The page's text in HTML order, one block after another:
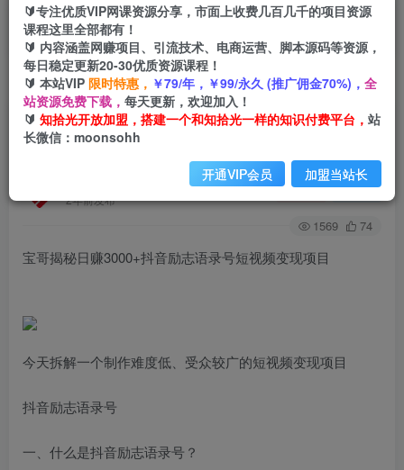
首页 创业课程 会员免费 正文
宝哥揭秘日赚3000+抖音励志语录号短视频变现项
目
2年前发布
关注 私信
1569 74
宝哥揭秘日赚3000+抖音励志语录号短视频变现项目
今天拆解一个制作难度低、受众较广的短视频变现项目
抖音励志语录号
一、什么是抖音励志语录号？
🔰专注优质VIP网课资源分享，市面上收费几百几千的项目资源
课程这里全部都有！
🔰 内容涵盖网赚项目、引流技术、电商运营、脚本源码等资源，
每日稳定更新20-30优质资源课程！
🔰 本站VIP 限时特惠， ￥79/年，￥99/永久 (推广佣金70%)， 全
站资源免费下载， 每天更新，欢迎加入！
🔰 知拾光开放加盟，搭建一个和知拾光一样的知识付费平台， 站
长微信：moonsohh
开通VIP会员 加盟当站长